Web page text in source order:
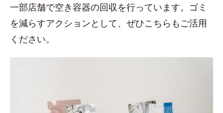
一部店舗で空き容器の回収を行っています。ゴミ
を減らすアクションとして、ぜひこちらもご活用
ください。